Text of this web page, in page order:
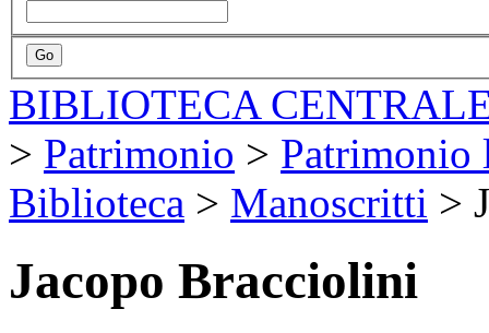
BIBLIOTECA
> Patrimonio > Patrimonio
Biblioteca > Manoscritti >
Jacopo Bracciolini